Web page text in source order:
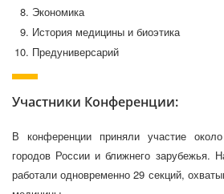
Экономика
История медицины и биоэтика
Предуниверсарий
Участники Конференции:
В конференции приняли участие
городов России и ближнего зарубежья.
работали одновременно 29 секций,